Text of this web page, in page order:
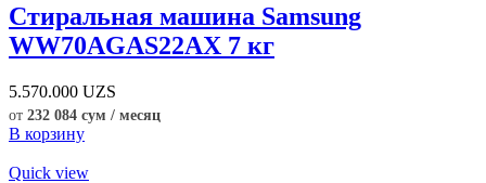
Стиральная машина Samsung
WW70AGAS22AX 7 кг
5.570.000 UZS
от 232 084 сум / месяц
В корзину
Quick view